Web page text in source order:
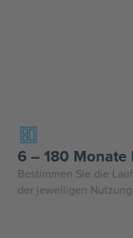
6 – 180 Monate
Bestimmen Sie die
der jeweiligen